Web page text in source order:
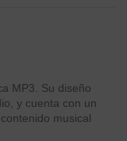
MP3. Su diseño
y cuenta con un
musical